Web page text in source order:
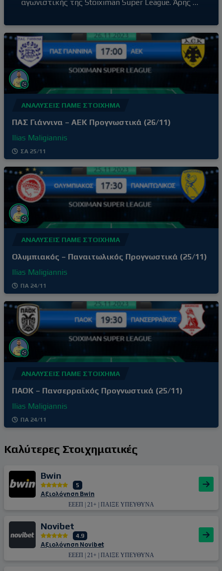
αγωνιστικής της Stoiximan Super League. Άρης –
με τη νίκη επί του Βόλου εκτός έδρας, με σκορ
0-2, αφήνοντας πίσω του την απρόσμενη ήττα
στο γήπεδό του από τον Ατρόμητο (1-3) δύο
αγωνιστικές πριν. Τρίτη νίκη στα
ΑΝΑΛΎΣΕΙΣ ΠΆΜΕ ΣΤΟΊΧΗΜΑ
ΠΑΣ Γιάννινα – ΑΕΚ Προγνωστικά (26/11)
Ilias Maligiannis
ΣΑ 25/11
ΑΝΑΛΎΣΕΙΣ ΠΆΜΕ ΣΤΟΊΧΗΜΑ
Ολυμπιακός – Παναιτωλικός Προγνωστικά (25/11)
Ilias Maligiannis
ΠΑ 24/11
ΑΝΑΛΎΣΕΙΣ ΠΆΜΕ ΣΤΟΊΧΗΜΑ
ΠΑΟΚ – Πανσερραϊκός Προγνωστικά (25/11)
Ilias Maligiannis
ΠΑ 24/11
Καλύτερες Στοιχηματικές
Bwin
5
Αξιολόγηση Bwin
ΕΕΕΠ | 21+ | ΠΑΙΞΕ ΥΠΕΥΘΥΝΑ
Novibet
4.9
Αξιολόγηση Novibet
ΕΕΕΠ | 21+ | ΠΑΙΞΕ ΥΠΕΥΘΥΝΑ